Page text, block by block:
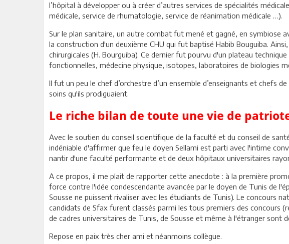
l’hôpital à développer ou à créer d’autres services de spécialités
médicale, service de rhumatologie, service de réanimation médicale …).
Sur le plan sanitaire, un autre combat fut mené et gagné, en symbiose
la construction d'un deuxième CHU qui fut baptisé Habib Bouguiba.
chirurgicales (H. Bourguiba). Ce dernier fut pourvu d'un plateau
fonctionnelles, médecine physique, isotopes, laboratoires de biologies
Il fut un peu le chef d’orchestre d’un ensemble d’enseignants et chefs
soins qu'ils prodiguaient.
Le riche bilan de toute une vie de
Avec le soutien du conseil scientifique de la faculté et du conseil de
indéniable d'affirmer que feu le doyen Sellami est parti avec l'intime
nantir d'une faculté performante et de deux hôpitaux universitaires
A ce propos, il me plait de rapporter cette anecdote : à la première
force contre l'idée condescendante avancée par le doyen de Tunis de
Sousse ne puissent rivaliser avec les étudiants de Tunis). Le concours
candidats de Sfax furent classés parmi les tous premiers des concours
de cadres universitaires de Tunis, de Sousse et même à l'étranger sont
Repose en paix très cher ami et néanmoins collègue.